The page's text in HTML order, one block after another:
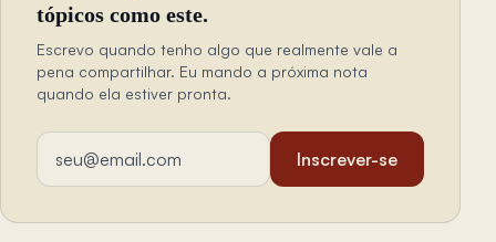
tópicos como este.
Escrevo quando tenho algo que realmente vale a
pena compartilhar. Eu mando a próxima nota
quando ela estiver pronta.
Endereço de email
Inscrever-se